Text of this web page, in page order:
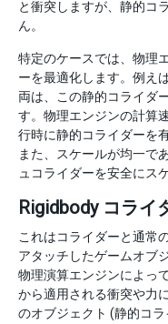
と衝突しますが、静的コ
ん。
特定のケースでは、物理
ーを最適化します。例え
両は、この静的コライダ
す。物理エンジンの計算
行時に静的コライダーを
また、スケールが均一で
ュコライダーを安全にス
Rigidbody コライ
これはコライダーと通常
アタッチしたゲームオブ
物理演算エンジンによっ
から適用される衝突や力
のオブジェクト (静的コ